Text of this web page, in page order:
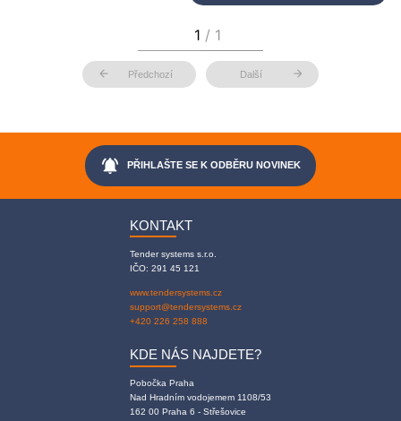
arrow_back Předchozí Další arrow_forward
notifications_active PŘIHLAŠTE SE K ODBĚRU NOVINEK
KONTAKT
Tender systems s.r.o.
IČO: 291 45 121
www.tendersystems.cz
support@tendersystems.cz
+420 226 258 888
KDE NÁS NAJDETE?
Pobočka Praha
Nad Hradním vodojemem 1108/53
162 00 Praha 6 - Střešovice